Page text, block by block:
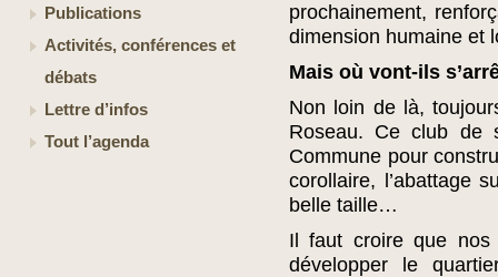
Publications
Activités, conférences et
débats
Lettre d’infos
Tout l’agenda
prochainement,
dimension humaine et
Mais où vont-ils
Non loin de là,
Roseau. Ce club de
Commune pour
corollaire, l’abattage
belle taille…
Il faut croire que nos
développer le